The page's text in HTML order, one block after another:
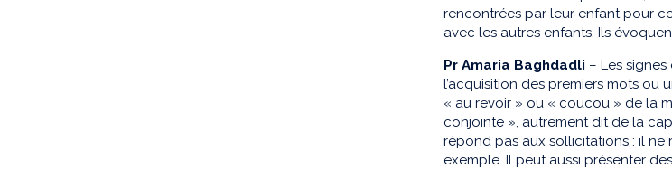
rencontrées par leur enfant pour
avec les autres enfants. Ils
Pr Amaria Baghdadli – Les
l’acquisition des premiers mots
« au revoir » ou « coucou » de la
conjointe », autrement dit de la
répond pas aux sollicitations : il ne
exemple. Il peut aussi présenter